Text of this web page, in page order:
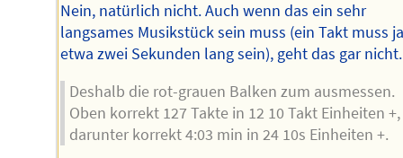
Nein, natürlich nicht. Auch wenn das ein sehr
langsames Musikstück sein muss (ein Takt muss
etwa zwei Sekunden lang sein), geht das gar nicht.
Deshalb die rot-grauen Balken zum ausmessen.
Oben korrekt 127 Takte in 12 10 Takt Einheiten +,
darunter korrekt 4:03 min in 24 10s Einheiten +.